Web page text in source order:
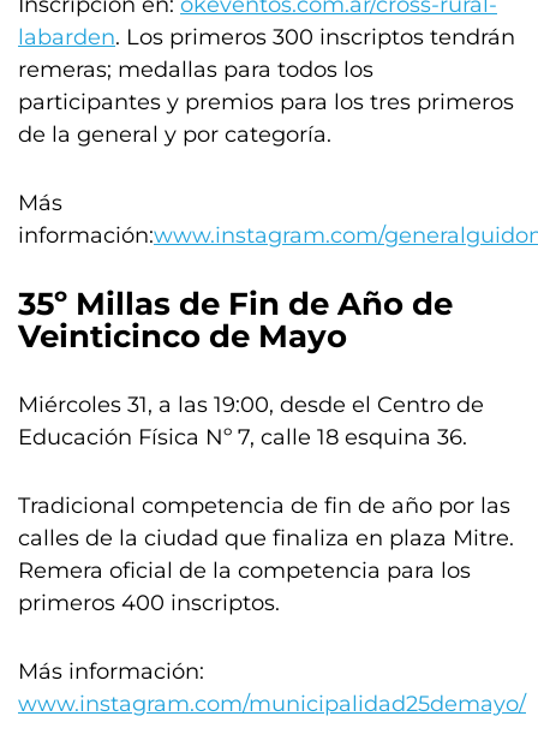
labarden. Los primeros 300 inscriptos tendrán
remeras; medallas para todos los
participantes y premios para los tres primeros
de la general y por categoría.
Más
información:www.instagram.com/
35º Millas de Fin de Año de
Veinticinco de Mayo
Miércoles 31, a las 19:00, desde el Centro de
Educación Física Nº 7, calle 18 esquina 36.
Tradicional competencia de fin de año por las
calles de la ciudad que finaliza en plaza Mitre.
Remera oficial de la competencia para los
primeros 400 inscriptos.
Más información:
www.instagram.com/municipalidad25demayo/